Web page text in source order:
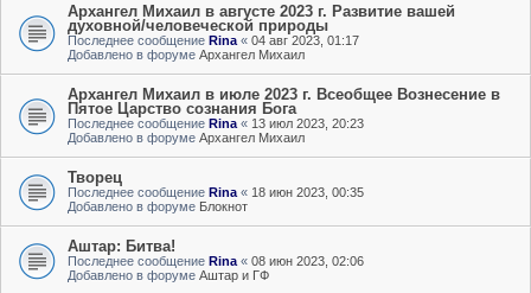
Архангел Михаил в августе 2023 г. Развитие вашей
духовной/человеческой природы
Последнее сообщение Rina « 04 авг 2023, 01:17
Добавлено в форуме Архангел Михаил
Архангел Михаил в июле 2023 г. Всеобщее Вознесение в
Пятое Царство сознания Бога
Последнее сообщение Rina « 13 июл 2023, 20:23
Добавлено в форуме Архангел Михаил
Творец
Последнее сообщение Rina « 18 июн 2023, 00:35
Добавлено в форуме Блокнот
Аштар: Битва!
Последнее сообщение Rina « 08 июн 2023, 02:06
Добавлено в форуме Аштар и ГФ